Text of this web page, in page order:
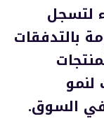
لتسجل
بالتدفقات
لنمو
في السوق.